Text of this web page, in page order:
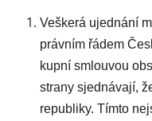
Veškerá ujednání
právním řádem
kupní smlouvou
strany sjednávají,
republiky. Tímto